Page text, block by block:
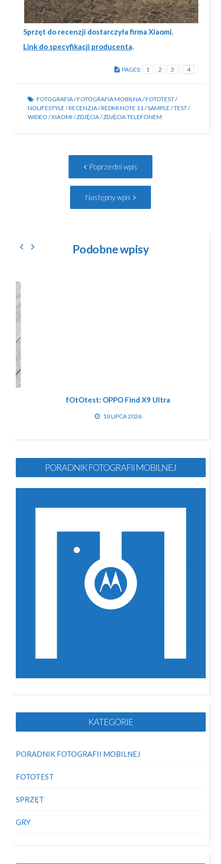
Sprzęt do recenzji dostarczyła firma Xiaomi.
Link do specyfikacji producenta.
PAGES: 1 2 3 4
FOTOGRAFIA/FOTOGRAFIA MOBILNA/FOTOTEST/
NOLIFESTYLE /RECENZJA/REDMI NOTE 11/SAMPLE /TEST/
WIDEO /XIAOMI /ZDJĘCIA/ZDJĘCIA TELEFONEM
Poprzedni wpis
wpis:
Następny wpis
wpis:
Podobne wpisy
fOtOtest: OPPO Find X9 Ultra
10 LIPCA 2026
PORADNIK FOTOGRAFII MOBILNEJ
KATEGORIE
PORADNIK FOTOGRAFII MOBILNEJ
FOTOTEST
SPRZĘT
GRY